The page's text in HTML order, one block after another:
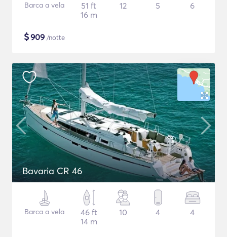
Barca a vela
51 ft
16 m
12 5 6
$909 /notte
Bavaria CR 46
Barca a vela
46 ft
14 m
10 4 4